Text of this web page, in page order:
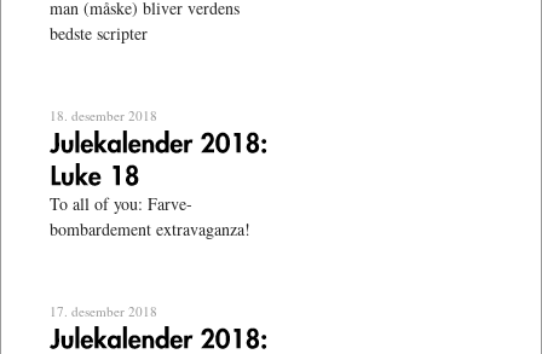
man (måske) bliver verdens
bedste scripter
18. desember 2018
To all of you: Farve-
bombardement extravaganza!
17. desember 2018